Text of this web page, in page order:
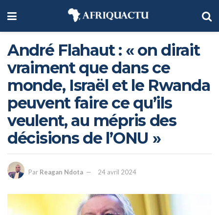
André Flahaut : « on dirait
vraiment que dans ce
monde, Israël et le Rwanda
peuvent faire ce qu’ils
veulent, au mépris des
décisions de l’ONU »
Par Reagan Ndota 24 avril 2024